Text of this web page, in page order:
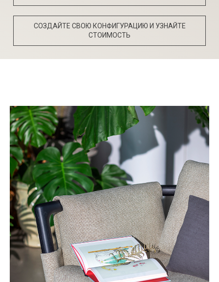
СОЗДАЙТЕ СВОЮ КОНФИГУРАЦИЮ И УЗНАЙТЕ
СТОИМОСТЬ